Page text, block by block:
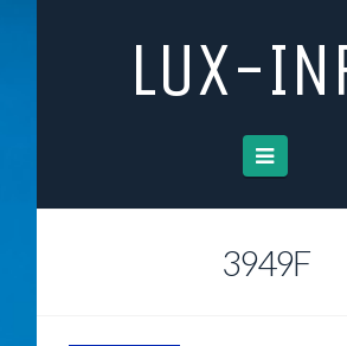
LUX-
3949F